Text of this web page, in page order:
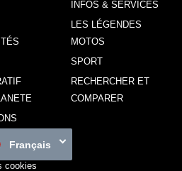
INFOS & SERVICES
LES LÉGENDES
MOTOS
SPORT
RECHERCHER ET
COMPARER
Français
cookies